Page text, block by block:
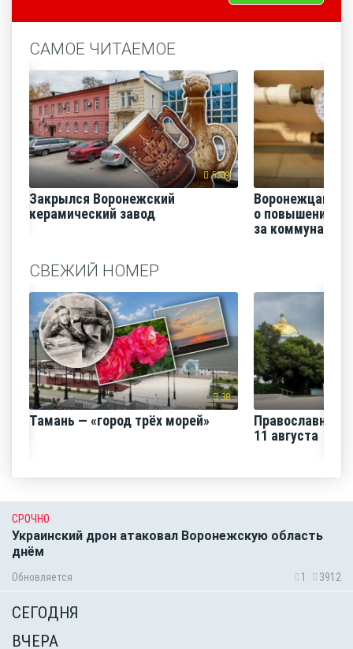
САМОЕ ЧИТАЕМОЕ
5309
Закрылся Воронежский
керамический завод
Воронежцам
о повышении
за
СВЕЖИЙ НОМЕР
38
Тамань — «город трёх морей»
Православная
11 августа
СРОЧНО
Украинский дрон атаковал Воронежскую область
днём
Обновляется 1 3912
СЕГОДНЯ
ВЧЕРА